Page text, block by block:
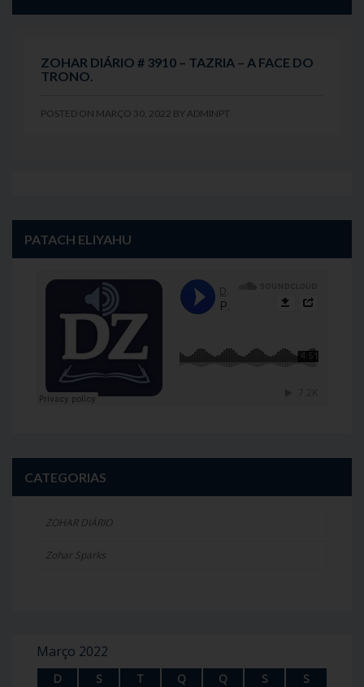
ZOHAR DIÁRIO # 3910 – TAZRIA – A FACE DO
TRONO.
POSTED ON MARÇO 30, 2022 BY ADMINPT
PATACH ELIYAHU
CATEGORIAS
ZOHAR DIÁRIO
Zohar Sparks
Março 2022
D S T Q Q S S